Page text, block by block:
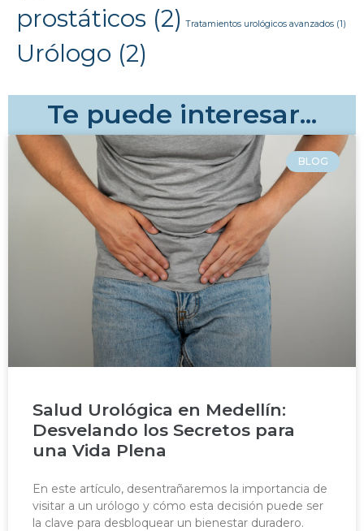
prostáticos (2) Tratamientos urológicos avanzados (1)
Urólogo (2)
Te puede interesar...
BLOG
Salud Urológica en Medellín:
Desvelando los Secretos para
una Vida Plena
En este artículo, desentrañaremos la importancia de
visitar a un urólogo y cómo esta decisión puede ser
la clave para desbloquear un bienestar duradero.